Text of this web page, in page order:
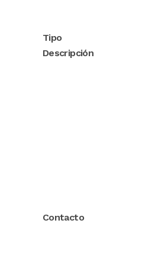
Tipo
Descripción
Contacto